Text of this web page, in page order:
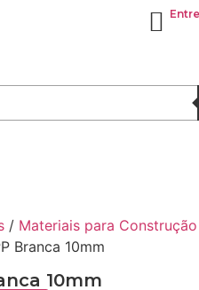
/ Materiais para Construção
Branca 10mm
10mm